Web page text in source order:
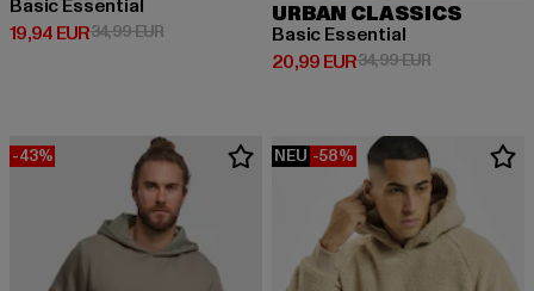
Basic Essential
19,94 EUR
Derzeitiger Preis: 19,94 EUR
34,99 EURAktionspreis: 34,99 EUR
URBAN CLASSICS
Basic Essential
20,99 EUR
Derzeitiger Preis: 20,99 EUR
34,99 EURAktionspreis:
-43% NEU -58%